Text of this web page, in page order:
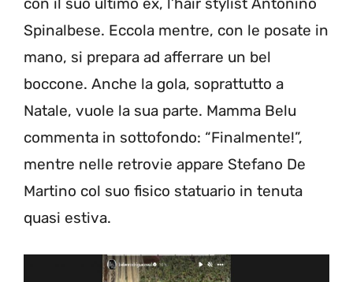
con il suo ultimo ex, l’hair stylist Antonino
Spinalbese. Eccola mentre, con le posate in
mano, si prepara ad afferrare un bel
boccone. Anche la gola, soprattutto a
Natale, vuole la sua parte. Mamma Belu
commenta in sottofondo: “Finalmente!”,
mentre nelle retrovie appare Stefano De
Martino col suo fisico statuario in tenuta
quasi estiva.